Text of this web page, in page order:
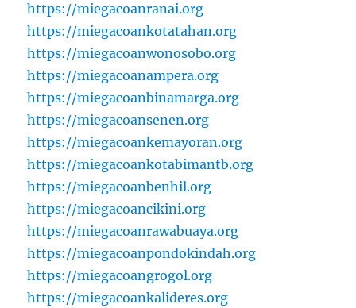
https://miegacoanranai.org
https://miegacoankotatahan.org
https://miegacoanwonosobo.org
https://miegacoanampera.org
https://miegacoanbinamarga.org
https://miegacoansenen.org
https://miegacoankemayoran.org
https://miegacoankotabimantb.org
https://miegacoanbenhil.org
https://miegacoancikini.org
https://miegacoanrawabuaya.org
https://miegacoanpondokindah.org
https://miegacoangrogol.org
https://miegacoankalideres.org